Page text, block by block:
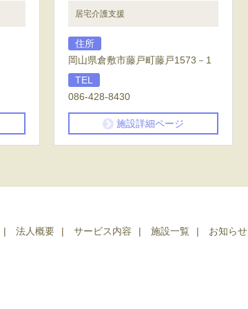
居宅介護支援
住所
岡山県倉敷市藤戸町藤戸1573－1
TEL
086-428-8430
施設詳細ページ
法人概要 サービス内容 施設一覧 お知らせ